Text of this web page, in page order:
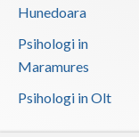
Hunedoara
Psihologi in
Maramures
Psihologi in Olt